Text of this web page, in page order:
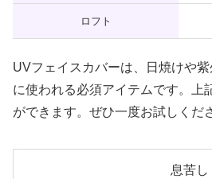
ロフト
UVフェイスカバーは、日焼けや
に使われる必須アイテムです。上
ができます。ぜひ一度お試しくだ
息苦し